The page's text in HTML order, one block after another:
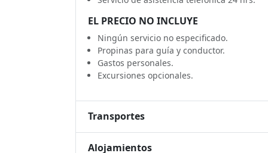
EL PRECIO NO INCLUYE
Ningún servicio no especificado.
Propinas para guía y conductor.
Gastos personales.
Excursiones opcionales.
Transportes
Alojamientos